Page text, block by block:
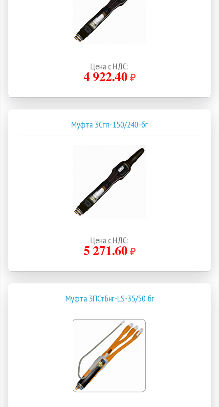
Цена с НДС:
4 922.40₽
Муфта 3Стп-150/240-бг
Цена с НДС:
5 271.60₽
Муфта 3ПСтБнг-LS-35/50 бг